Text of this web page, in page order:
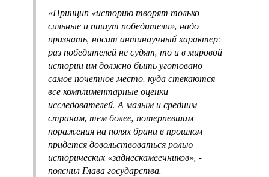
«Принцип «историю творят только
сильные и пишут победители», надо
признать, носит антинаучный характер:
раз победителей не судят, то и в мировой
истории им должно быть уготовано
самое почетное место, куда стекаются
все комплиментарные оценки
исследователей. А малым и средним
странам, тем более, потерпевшим
поражения на полях брани в прошлом
придется довольствоваться ролью
исторических «заднескамеечников», -
пояснил Глава государства.